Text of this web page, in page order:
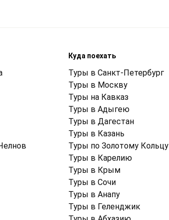
Куда поехать
Туры в Санкт-Петербург
Туры в Москву
Туры на Кавказ
Туры в Адыгею
Туры в Дагестан
Туры в Казань
Туры по Золотому Кольцу
Туры в Карелию
Туры в Крым
Туры в Cочи
Туры в Анапу
Туры в Геленджик